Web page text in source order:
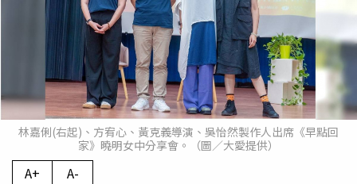
林嘉俐(右起)、方宥心、黃克義導演、吳怡然製作人出席《早點回
家》曉明女中分享會。（圖／大愛提供）
A+ A-